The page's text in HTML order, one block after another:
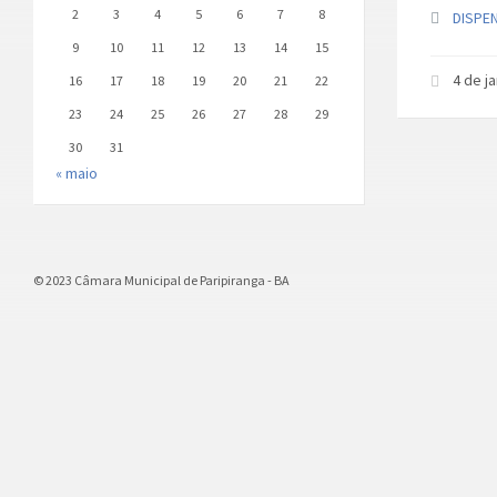
4 de
2
3 4 5 6 7
8
9
10 11 12 13 14
15
16
17 18 19 20 21
22
23
24 25 26 27 28
29
30
31
« maio
© 2023 Câmara Municipal de Paripiranga - BA